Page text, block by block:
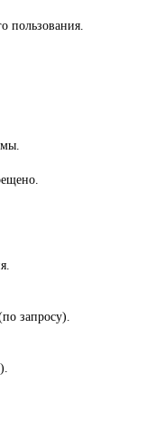
пользования.
запросу).